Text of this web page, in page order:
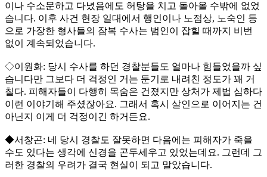
이나 수소문하고 다녔음에도 허탕을 치고 돌아올 수밖에 없었
습니다. 이후 사건 현장 일대에서 행인이나 노점상, 노숙인 등
으로 가장한 형사들의 잠복 수사는 범인이 잡힐 때까지 비번
없이 계속되었습니다.
◇이원화: 당시 수사를 하던 경찰분들도 얼마나 힘들었을까 싶
습니다만 그보다 더 걱정인 거는 둔기로 내려친 정도가 꽤 거
칠다. 피해자들이 다행히 목숨은 건졌지만 상처가 제법 심하다
이런 이야기해 주셨잖아요. 그래서 혹시 살인으로 이어지는 건
아닌지 이게 더 걱정이긴 하거든요.
◆서창곤: 네 당시 경찰도 잘못하면 다음에는 피해자가 죽을
수도 있다는 생각에 신경을 곤두세우고 있었는데요. 그런데 그
러한 경찰의 우려가 결국 현실이 되고 말았습니다.